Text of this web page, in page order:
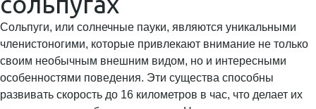
Сольпуги, или солнечные пауки, являются уникальными
членистоногими, которые привлекают внимание не только
своим необычным внешним видом, но и интересными
особенностями поведения. Эти существа способны
развивать скорость до 16 километров в час, что делает их